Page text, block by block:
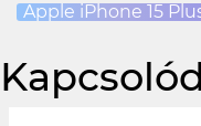
Apple iPhone 15